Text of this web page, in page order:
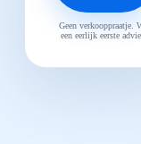
Geen verkooppraatje.
een eerlijk eerste